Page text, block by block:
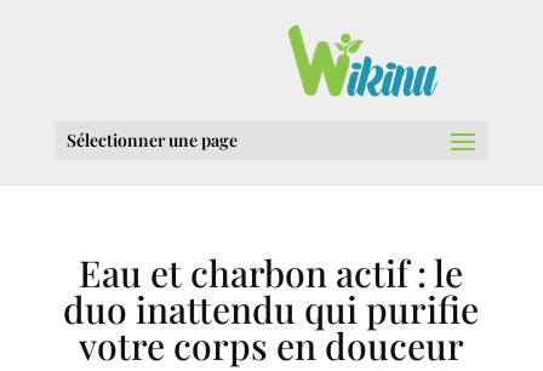
Sélectionner une page
Eau et charbon actif : le
duo inattendu qui purifie
votre corps en douceur